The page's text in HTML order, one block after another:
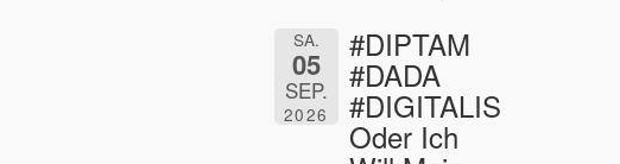
SA.
05
SEP.
2026
#DIPTAM
#DADA
#DIGITALIS
Oder Ich